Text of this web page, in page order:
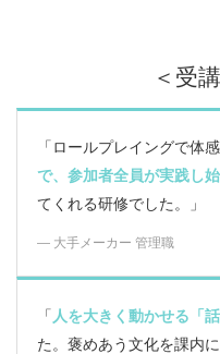
＜受
「ロールプレイングで体
で、参加者全員が実践し始
てくれる研修でした。」
― 大手メーカー 管理職
「 人を大きく動かせる「
た。褒めあう文化を課内